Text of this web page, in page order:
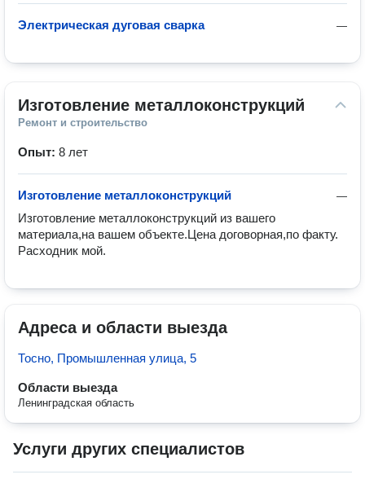
—
Электрическая дуговая сварка
Изготовление металлоконструкций
Ремонт и строительство
Опыт: 8 лет
—
Изготовление металлоконструкций
Изготовление металлоконструкций из вашего
материала,на вашем объекте.Цена договорная,по факту.
Расходник мой.
Адреса и области выезда
Тосно, Промышленная улица, 5
Области выезда
Ленинградская область
Услуги других специалистов